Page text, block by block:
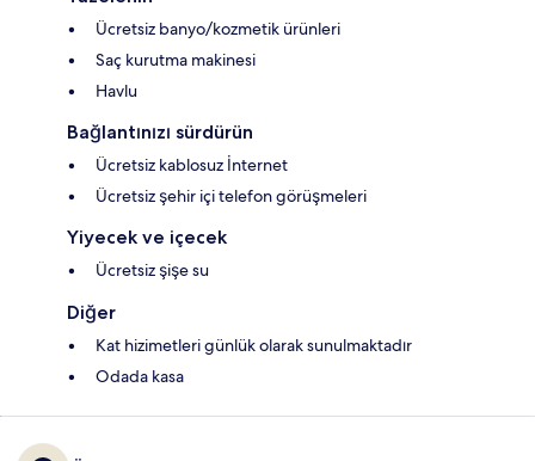
Ücretsiz banyo/kozmetik ürünleri
Saç kurutma makinesi
Havlu
Bağlantınızı sürdürün
Ücretsiz kablosuz İnternet
Ücretsiz şehir içi telefon görüşmeleri
Yiyecek ve içecek
Ücretsiz şişe su
Diğer
Kat hizimetleri günlük olarak sunulmaktadır
Odada kasa